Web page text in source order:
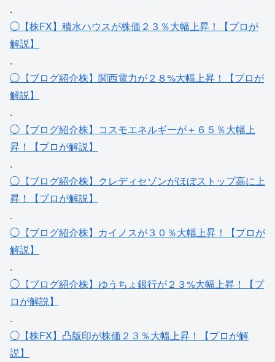
.
◯【株FX】積水ハウスが株価２３％大幅上昇！【プロが
解説】
.
◯【ブログ紹介株】関西電力が２８%大幅上昇！【プロが
解説】
.
◯【ブログ紹介株】コスモエネルギーが＋６５％大幅上
昇！【プロが解説】
.
◯【ブログ紹介株】クレディセゾンがほぼストップ高に上
昇！【プロが解説】
.
◯【ブログ紹介株】カイノスが３０％大幅上昇！【プロが
解説】
.
◯【ブログ紹介株】ゆうちょ銀行が２３%大幅上昇！【プ
ロが解説】
.
◯【株FX】凸版印が株価２３％大幅上昇！【プロが解
説】